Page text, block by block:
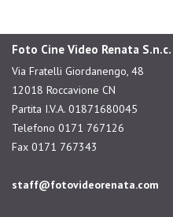
Foto Cine Video Renata S.n.c.
Via Fratelli Giordanengo, 48
12018 Roccavione CN
Partita I.V.A. 01871680045
Telefono 0171 767126
Fax 0171 767343
staff@fotovideorenata.com